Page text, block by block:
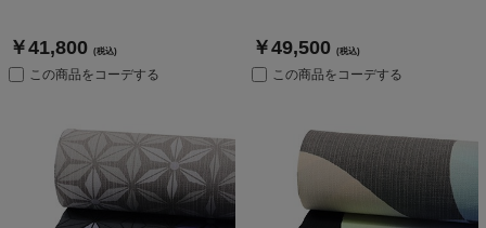
￥41,800 (税込)
この商品をコーデする
￥49,500 (税込)
この商品をコーデする